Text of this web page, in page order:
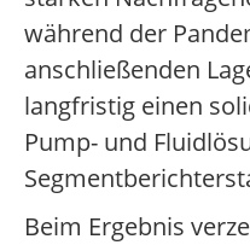
während der
anschließenden
langfristig einen
Pump- und
Beim Ergebnis